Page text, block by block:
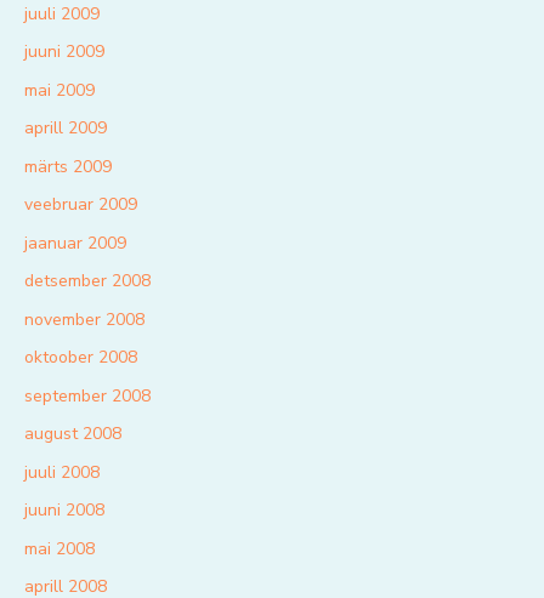
juuli 2009
juuni 2009
mai 2009
aprill 2009
märts 2009
veebruar 2009
jaanuar 2009
detsember 2008
november 2008
oktoober 2008
september 2008
august 2008
juuli 2008
juuni 2008
mai 2008
aprill 2008